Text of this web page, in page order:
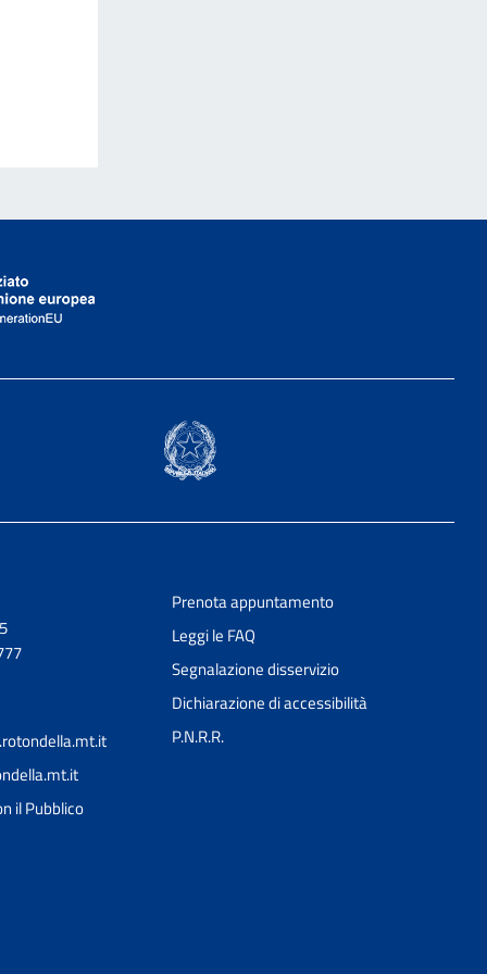
il Pubblico
Prenota appuntamento
Leggi le FAQ
Segnalazione disservizio
Dichiarazione di accessibilità
P.N.R.R.